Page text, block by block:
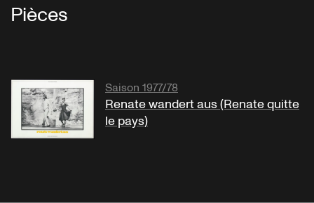
Pièces
Saison 1977/78
Renate wandert aus (Renate quitte
le pays)